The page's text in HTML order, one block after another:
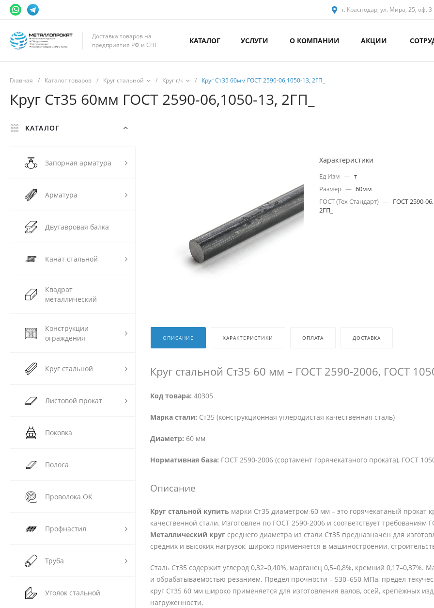
г. Краснодар, ул. Мира, 25, оф. 3
Доставка товаров на
предприятия РФ и СНГ
КАТАЛОГ УСЛУГИ О КОМПАНИИ АКЦИИ
Главная / Каталог товаров / Круг стальной / Круг г/к / Круг Ст35 60мм ГОСТ 2590-06,1050-13, 2ГП_
Круг Ст35 60мм ГОСТ 2590-06,1050-13, 2ГП_
КАТАЛОГ
Запорная арматура
Арматура
Двутавровая балка
Канат стальной
Квадрат
металлический
Конструкции
ограждения
Круг стальной
Листовой прокат
Поковка
Полоса
Проволока ОК
Профнастил
Труба
Уголок стальной
Характеристики
Ед Изм — т
Размер — 60мм
ГОСТ (Тех Стандарт) — ГОСТ 2590-
2ГП_
ОПИСАНИЕ ХАРАКТЕРИСТИКИ ОПЛАТА ДОСТАВКА
Круг стальной Ст35 60 мм – ГОСТ 2590-2006, ГОСТ
Код товара: 40305
Марка стали: Ст35 (конструкционная углеродистая качественная сталь)
Диаметр: 60 мм
Нормативная база: ГОСТ 2590-2006 (сортамент горячекатаного проката), ГОСТ
Описание
Круг стальной купить марки Ст35 диаметром 60 мм – это горячекатаный прокат
качественной стали. Изготовлен по ГОСТ 2590-2006 и соответствует
Металлический круг среднего диаметра из стали Ст35 предназначен для
средних и высоких нагрузок, широко применяется в машиностроении,
Сталь Ст35 содержит углерод 0,32–0,40%, марганец 0,5–0,8%, кремний
и обрабатываемостью резанием. Предел прочности – 530–650 МПа, предел
круг Ст35 60 мм широко применяется для изготовления валов, осей, крепёжных
нагруженности.